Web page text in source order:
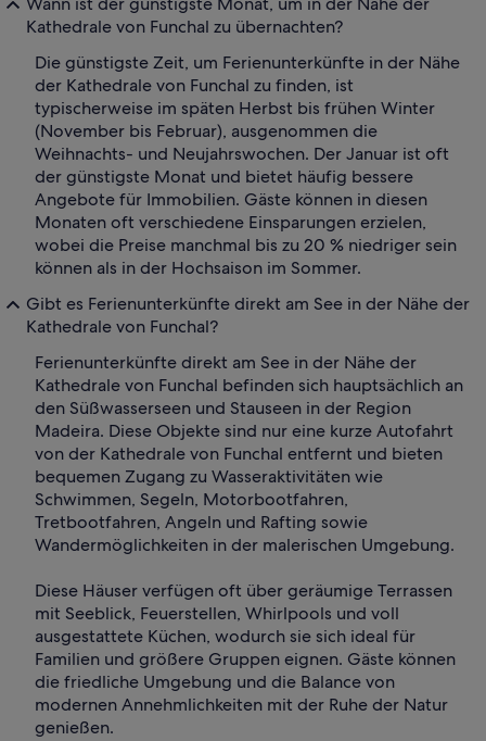
Kathedrale von Funchal zu übernachten?
Die günstigste Zeit, um Ferienunterkünfte in der Nähe
der Kathedrale von Funchal zu finden, ist
typischerweise im späten Herbst bis frühen Winter
(November bis Februar), ausgenommen die
Weihnachts- und Neujahrswochen. Der Januar ist oft
der günstigste Monat und bietet häufig bessere
Angebote für Immobilien. Gäste können in diesen
Monaten oft verschiedene Einsparungen erzielen,
wobei die Preise manchmal bis zu 20 % niedriger sein
können als in der Hochsaison im Sommer.
Gibt es Ferienunterkünfte direkt am See in der Nähe der
Kathedrale von Funchal?
Ferienunterkünfte direkt am See in der Nähe der
Kathedrale von Funchal befinden sich hauptsächlich an
den Süßwasserseen und Stauseen in der Region
Madeira. Diese Objekte sind nur eine kurze Autofahrt
von der Kathedrale von Funchal entfernt und bieten
bequemen Zugang zu Wasseraktivitäten wie
Schwimmen, Segeln, Motorbootfahren,
Tretbootfahren, Angeln und Rafting sowie
Wandermöglichkeiten in der malerischen Umgebung.
Diese Häuser verfügen oft über geräumige Terrassen
mit Seeblick, Feuerstellen, Whirlpools und voll
ausgestattete Küchen, wodurch sie sich ideal für
Familien und größere Gruppen eignen. Gäste können
die friedliche Umgebung und die Balance von
modernen Annehmlichkeiten mit der Ruhe der Natur
genießen.